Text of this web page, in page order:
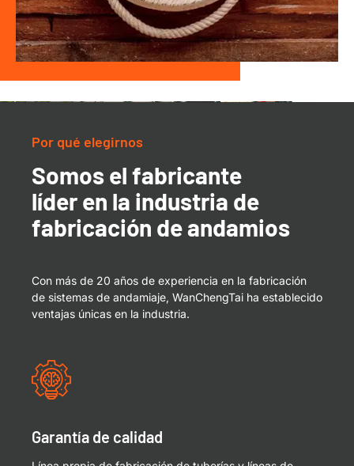
Por qué elegirnos
Somos el fabricante
líder en la industria de
fabricación de andamios
Con más de 20 años de experiencia en la fabricación
de sistemas de andamiaje, WanChengTai ha establecido
ventajas únicas en la industria.
Garantía de calidad